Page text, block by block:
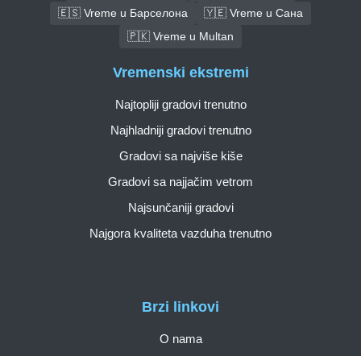
🇪🇸 Vreme u Барселона
🇾🇪 Vreme u Сана
🇵🇰 Vreme u Multan
Brzi linkovi
O nama
Vremenski ekstremi
Najtopliji gradovi trenutno
Najhladniji gradovi trenutno
Gradovi sa najviše kiše
Gradovi sa najjačim vetrom
Najsunčaniji gradovi
Najgora kvaliteta vazduha trenutno